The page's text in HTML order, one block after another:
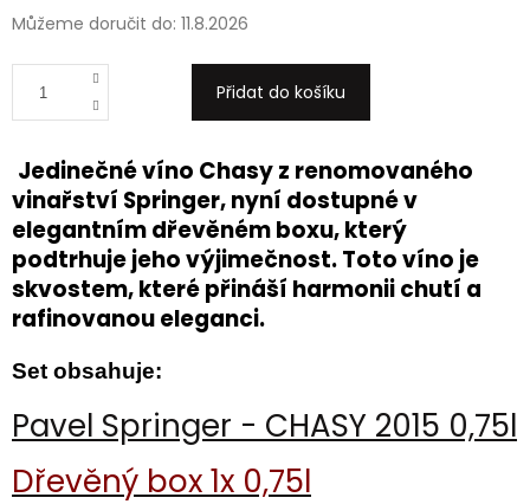
Můžeme doručit do: 11.8.2026
Přidat do košíku
Jedinečné víno Chasy z renomovaného
vinařství Springer, nyní dostupné v
elegantním dřevěném boxu, který
podtrhuje jeho výjimečnost. Toto víno je
skvostem, které přináší harmonii chutí a
rafinovanou eleganci.
Set obsahuje:
Pavel Springer - CHASY 2015 0,75l
Dřevěný box 1x 0,75l